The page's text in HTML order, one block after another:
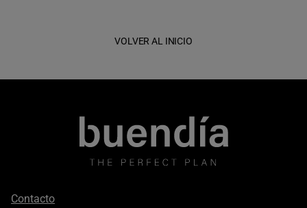
VOLVER AL INICIO
Footer
Contacto